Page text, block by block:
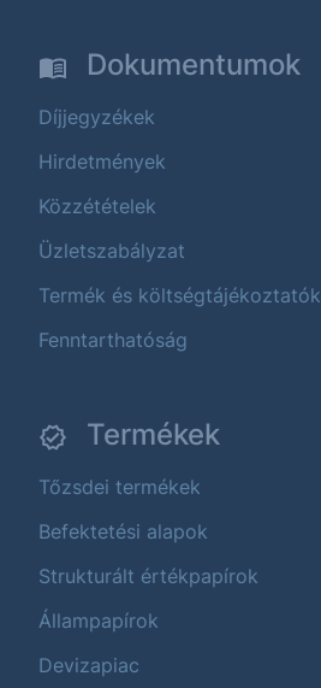
Dokumentumok
Díjjegyzékek
Hirdetmények
Közzétételek
Üzletszabályzat
Termék és költségtájékoztatók
Fenntarthatóság
Termékek
Tőzsdei termékek
Befektetési alapok
Strukturált értékpapírok
Állampapírok
Devizapiac